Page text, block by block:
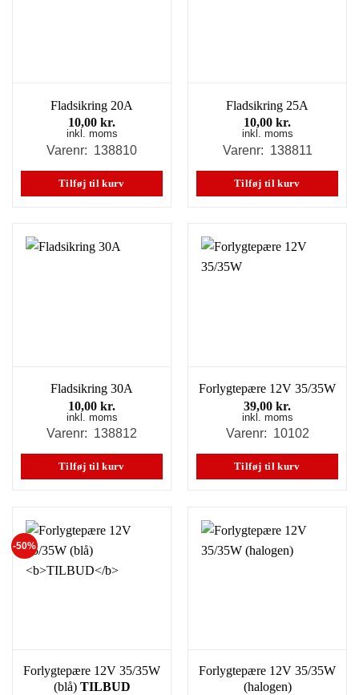
Fladsikring 20A
10,00 kr.
inkl. moms
Varenr: 138810
Tilføj til kurv
Fladsikring 25A
10,00 kr.
inkl. moms
Varenr: 138811
Tilføj til kurv
Fladsikring 30A
10,00 kr.
inkl. moms
Varenr: 138812
Tilføj til kurv
Forlygtepære 12V 35/35W
39,00 kr.
inkl. moms
Varenr: 10102
Tilføj til kurv
-50%
Forlygtepære 12V 35/35W
(blå) TILBUD
Forlygtepære 12V 35/35W
(halogen)